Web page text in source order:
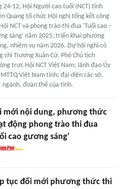
24-12, Hội Người cao tuổi (NCT) tỉnh
Quang tổ chức Hội nghị tổng kết công
NCT và phong trào thi đua 'Tuổi cao –
sáng' năm 2025; triển khai phương
nhiệm vụ năm 2026. Dự hội nghị có
chí Trương Xuân Cừ, Phó Chủ tịch
trực Hội NCT Việt Nam; lãnh đạo Ủy
Việt Nam tỉnh; đại diện các sở,
ngành, đoàn thể của tỉnh.
mới nội dung, phương thức
động phong trào thi đua
cao gương sáng'
tục đổi mới phương thức thi